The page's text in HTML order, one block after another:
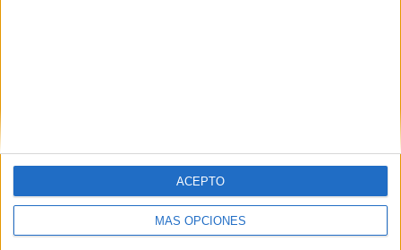
MÁS OPCIONES
ACEPTO
de
email
Suscribir